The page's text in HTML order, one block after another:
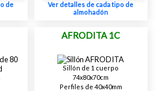
de
Ver detalles de cada tipo de
almohadón
AFRODITA 1C
Sillón de 1 cuerpo
74x80x70cm
Perfiles de 40x40mm